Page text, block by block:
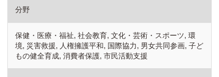
分野
保健・医療・福祉, 社会教育, 文化・芸術・スポーツ, 環
境, 災害救援, 人権擁護平和, 国際協力, 男女共同参画, 子ど
もの健全育成, 消費者保護, 市民活動支援